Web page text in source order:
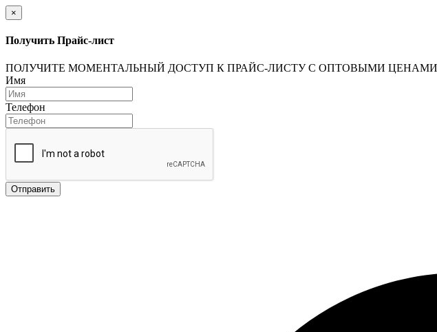
×
Получить Прайс-лист
ПОЛУЧИТЕ МОМЕНТАЛЬНЫЙ ДОСТУП К ПРАЙС-ЛИСТУ С ОПТОВЫМИ
Имя
Телефон
Отправить